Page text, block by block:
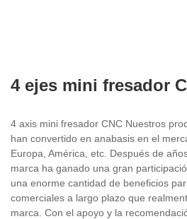
4 ejes mini fresador
4 axis mini fresador CNC Nuestros
han convertido en anabasis en el
Europa, América, etc. Después de
marca ha ganado una gran
una enorme cantidad de beneficios
comerciales a largo plazo que
marca. Con el apoyo y la